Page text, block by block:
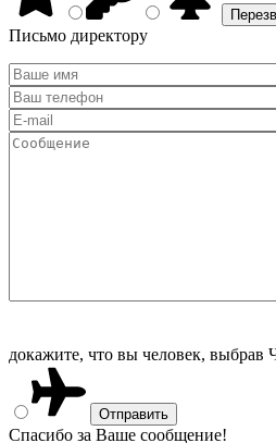
Письмо директору
докажите, что вы человек, выбрав
Спасибо за Ваше сообщение!